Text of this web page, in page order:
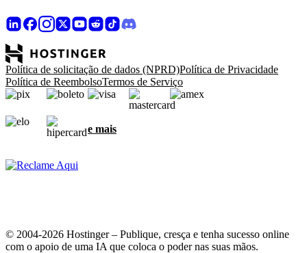
Política de solicitação de dados (NPRD)Política de Privacidade
Política de ReembolsoTermos de Serviço
e mais
© 2004-2026 Hostinger – Publique, cresça e tenha sucesso online
com o apoio de uma IA que coloca o poder nas suas mãos.